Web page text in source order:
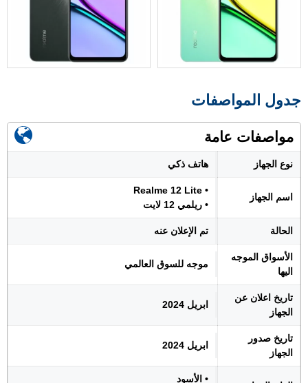
جدول المواصفات
مواصفات عامة
نوع الجهاز هاتف ذكي
اسم الجهاز
• Realme 12 Lite
• ريلمي 12 لايت
الحالة تم الإعلان عنه
الأسواق الموجه
اليها
موجه للسوق العالمي
تاريخ اعلان عن
الجهاز
ابريل 2024
تاريخ صدور
الجهاز
ابريل 2024
• الأسود